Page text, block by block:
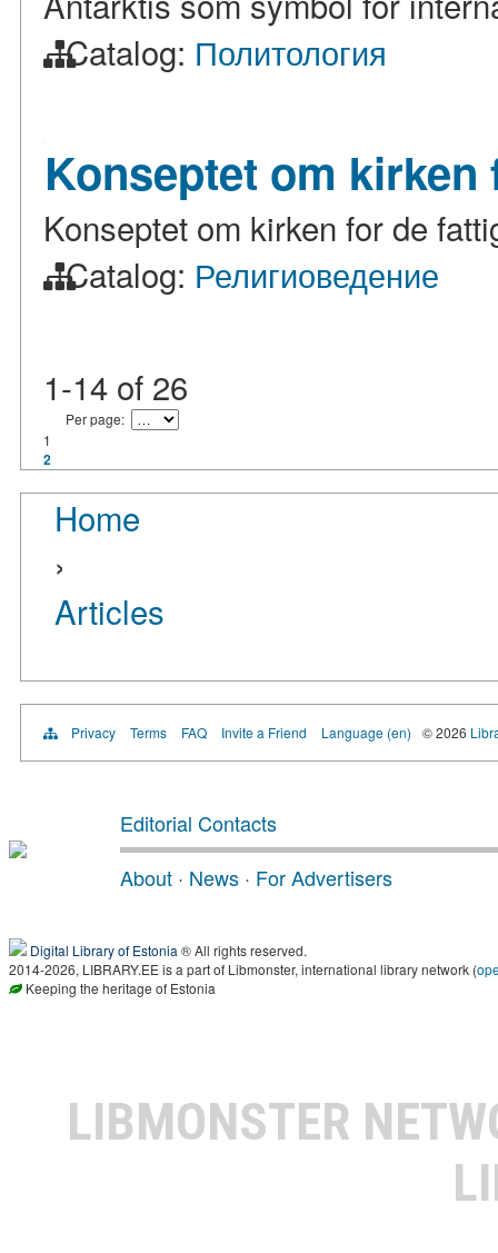
Catalog: Политология
Konseptet om
Konseptet om kirken for de
Catalog: Религиоведение
1-14 of 26
Per page:
1
2
Home
›
Articles
Privacy Terms FAQ Invite a Friend Language (en) © 2026
Editorial Contacts
About · News · For Advertisers
Digital Library of Estonia ® All rights reserved.
2014-2026, LIBRARY.EE is a part of Libmonster, international library network (
Keeping the heritage of Estonia
LIBMONSTER